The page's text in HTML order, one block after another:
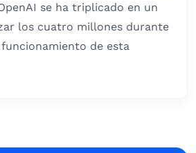
se ha triplicado en un
los cuatro millones durante
de esta